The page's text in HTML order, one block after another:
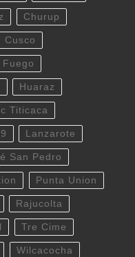
Churup
Cusco
Fuego
Huaraz
Titicaca
Lanzarote
San Pedro
Punta Union
Rajucolta
Tre Cime
Wilcacocha